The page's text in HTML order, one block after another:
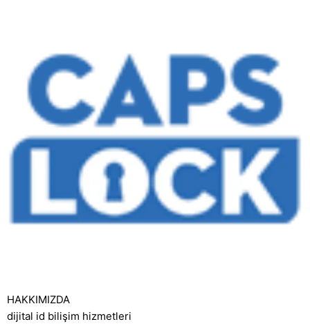
HAKKIMIZDA
dijital id bilişim hizmetleri